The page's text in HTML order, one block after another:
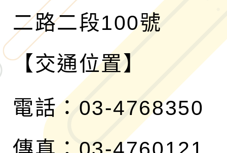
二路二段100號
【交通位置】
電話：03-4768350